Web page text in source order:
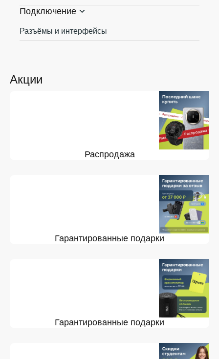
Акции
Распродажа
Гарантированные подарки
Гарантированные подарки
Подключение
Разъёмы и интерфейсы